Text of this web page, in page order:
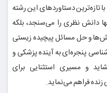
دستاوردهای این رشته
دانش نظری را می‌سنجد، بلکه
و حل مسائل پیچیده زیستی
پنجره‌ای به آینده پزشکی و
و مسیری استثنایی برای
فراهم می‌نماید.